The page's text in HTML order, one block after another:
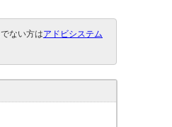
ない方はアドビシステム